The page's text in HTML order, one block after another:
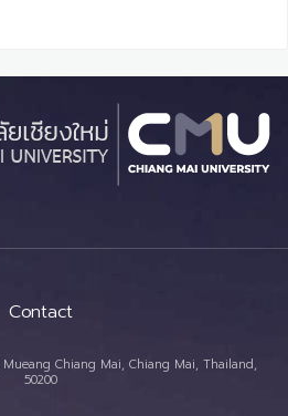
Contact
Chiang Mai, Chiang Mai, Thailand,
50200